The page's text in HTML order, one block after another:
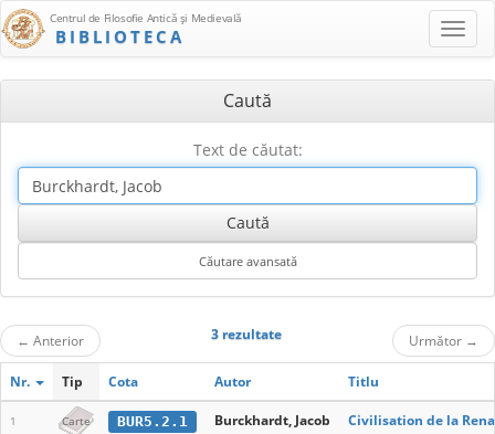
Centrul de Filosofie Antică şi Medievală
BIBLIOTECA
Caută
Text de căutat:
← Anterior 3 rezultate Următor →
Nr. Tip Cota Autor Titlu
1 Carte BUR5.2.1 Burckhardt, Jacob Civilisation de la